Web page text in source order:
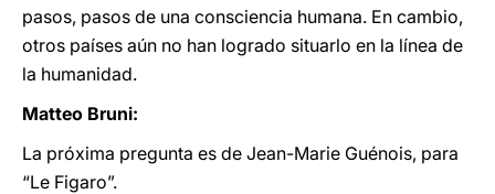
pasos, pasos de una consciencia humana. En cambio,
otros países aún no han logrado situarlo en la línea de
la humanidad.
Matteo Bruni:
La próxima pregunta es de Jean-Marie Guénois, para
“Le Figaro”.